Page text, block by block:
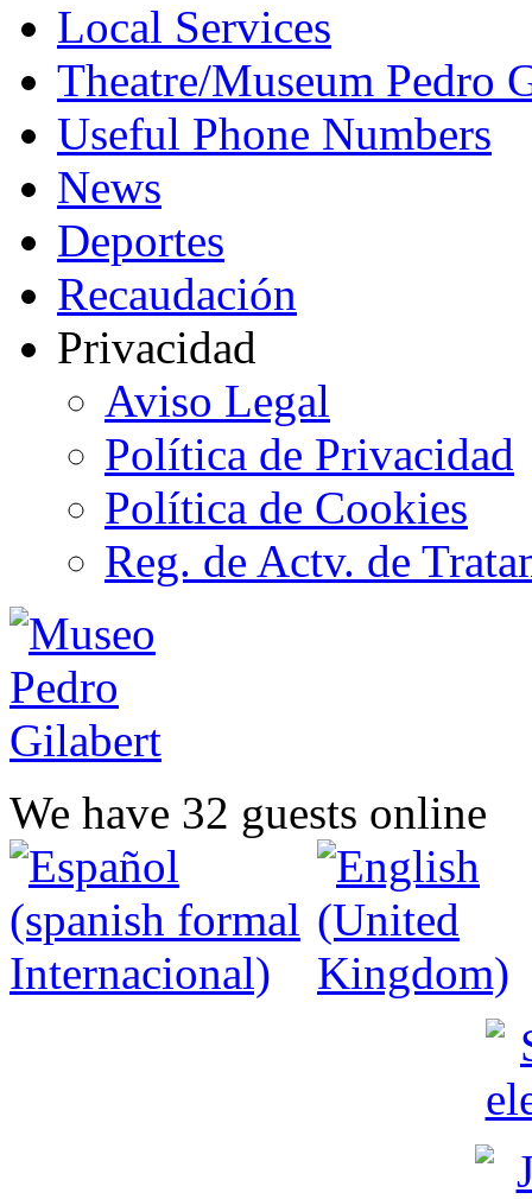
Local Services
Theatre/Museum Pedro
Useful Phone Numbers
News
Deportes
Recaudación
Privacidad
Aviso Legal
Política de Privacidad
Política de Cookies
Reg. de Actv. de
We have 32 guests online